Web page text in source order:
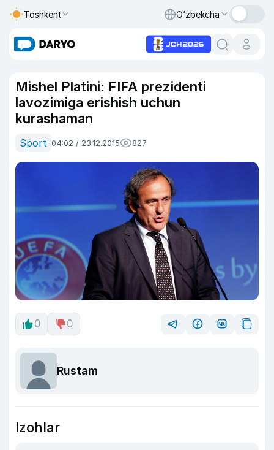
Toshkent O‘zbekcha
Mishel Platini: FIFA prezidenti
lavozimiga erishish uchun
kurashaman
Sport 04:02 / 23.12.2015 827
0 0
Rustam
Izohlar